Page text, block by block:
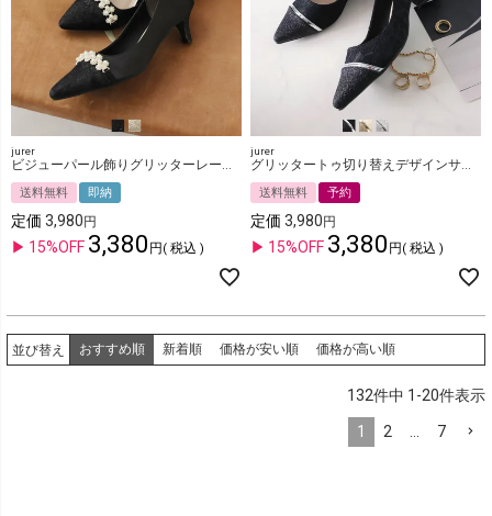
jurer
ビジューパール飾りグリッターレースパンプス
送料無料 即納
定価 3,980
15%OFF 3,380 税込
jurer
グリッタートゥ切り替えデザインサテンレースパンプス
送料無料 予約
定価 3,980
15%OFF 3,380 税込
並び替え おすすめ順 新着順 価格が安い順 価格が高い順
132件中 1 -20件表示
1 2 7